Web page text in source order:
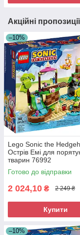
Акційні
–10%
Lego Sonic the
Острів Емі для
тварин 76992
Готово до відправки
2 024,10 ₴ 2 249 ₴
Купити
–10%